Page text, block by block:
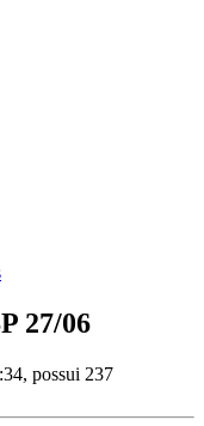
27/06
possui 237